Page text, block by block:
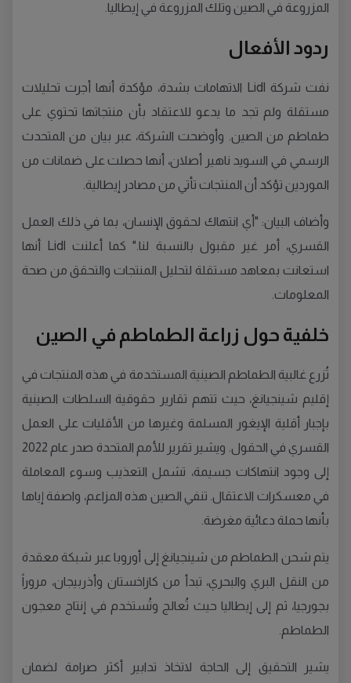
المزروعة في الصين وتلك المزروعة في إيطاليا.
ردود الأفعال
نفت شركة Lidl الاتهامات بشدة، مؤكدة أنها أجرت تحليلات
مستقلة ولم تجد ما يدعو للاعتقاد بأن منتجاتها تحتوي على
طماطم من الصين. وأوضحت الشركة، عبر بيان من المتحدث
الرسمي في السويد ناهير أصلان، أنها حصلت على ضمانات من
الموردين تؤكد أن المنتجات تأتي من مصادر إيطالية.
وأضاف البيان: "أي انتهاك لحقوق الإنسان، بما في ذلك العمل
القسري، أمر غير مقبول بالنسبة لنا." كما أعلنت Lidl أنها
استعانت بمعاهد مستقلة لتحليل المنتجات والتحقق من صحة
المعلومات.
خلفية حول زراعة الطماطم في الصين
تُزرع غالبية الطماطم الصينية المستخدمة في هذه المنتجات في
إقليم شينجيانغ، حيث تتهم تقارير حقوقية السلطات الصينية
بإجبار أقلية الإيغور المسلمة وغيرها من الأقليات على العمل
القسري في الحقول. ويشير تقرير للأمم المتحدة صدر عام 2022
إلى وجود انتهاكات جسيمة، تشمل التعذيب وسوء المعاملة
في معسكرات الاعتقال. تنفي الصين هذه المزاعم، واصفة إياها
بأنها حملة دعائية مغرضة.
يتم شحن الطماطم من شينجيانغ إلى أوروبا عبر شبكة معقدة
من النقل البري والبحري، تبدأ من كازاخستان وأذربيجان، مروراً
بجورجيا، ثم إلى إيطاليا حيث تُعالج وتُستخدم في إنتاج معجون
الطماطم.
يشير التحقيق إلى الحاجة لاتخاذ تدابير أكثر صرامة لضمان